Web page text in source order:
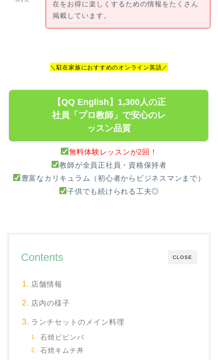
在をお得に楽しくするための情報をたくさん
掲載しています。
＼駐在家族におすすめのオンライン英語／
【QQ English】1,300人の正
社員「プロ教師」で安心のレ
ッスン品質
無料体験レッスンが2回！
教師が全員正社員・資格保持者
豊富なカリキュラム（初心者からビジネスマンまで）
子供でも続けられる工夫◎
CLOSE
Contents
店舗情報
店内の様子
ランチセットのメイン料理
石焼ビビンバ
石焼キムチ丼